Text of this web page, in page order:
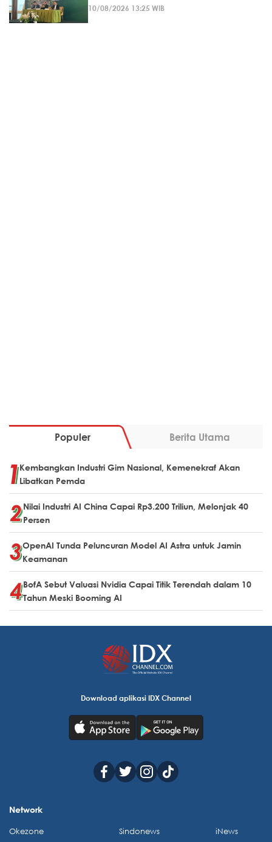
10/08/2026 13:25 WIB
Populer Berita Utama
Kembangkan Industri Gim Nasional, Kemenekraf Akan
Libatkan Pemda
Nilai Industri AI China Capai Rp3.200 Triliun, Melonjak 40
Persen
OpenAI Tunda Peluncuran Model AI Astra untuk Jamin
Keamanan
BofA Sebut Valuasi Nvidia Capai Titik Terendah dalam 10
Tahun Meski Booming AI
Download aplikasi IDX Channel
Network
Okezone Sindonews iNews